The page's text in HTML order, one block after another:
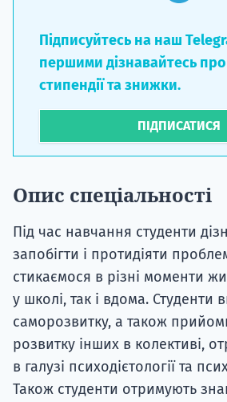
Підписуйтесь на наш
першими дізнавайтесь про
стипендії та знижки.
ПІДПИСАТИСЯ
Опис спеціальності
Під час навчання студенти
запобігти і протидіяти
стикаємося в різні моменти
у школі, так і вдома. Студенти
саморозвитку, а також
розвитку інших в колективі,
в галузі психодієтології та
Також студенти отримують